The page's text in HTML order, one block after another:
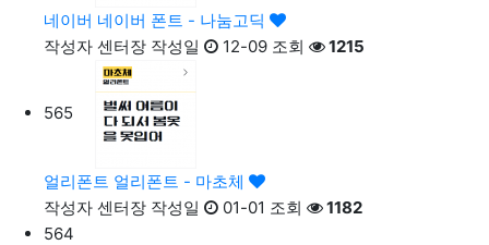
네이버 네이버 폰트 - 나눔고딕
작성자 센터장 작성일 12-09 조회 1215
565
얼리폰트 얼리폰트 - 마초체
작성자 센터장 작성일 01-01 조회
1182
564